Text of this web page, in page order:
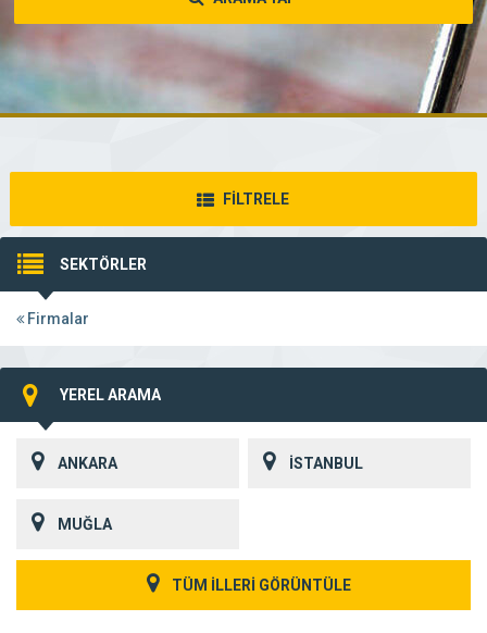
FİLTRELE
SEKTÖRLER
Firmalar
YEREL ARAMA
ANKARA İSTANBUL
MUĞLA
TÜM İLLERİ GÖRÜNTÜLE